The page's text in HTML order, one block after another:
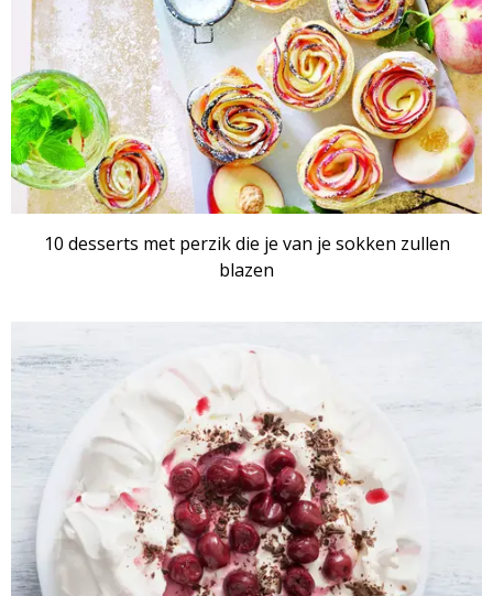
10 desserts met perzik die je van je sokken zullen
blazen